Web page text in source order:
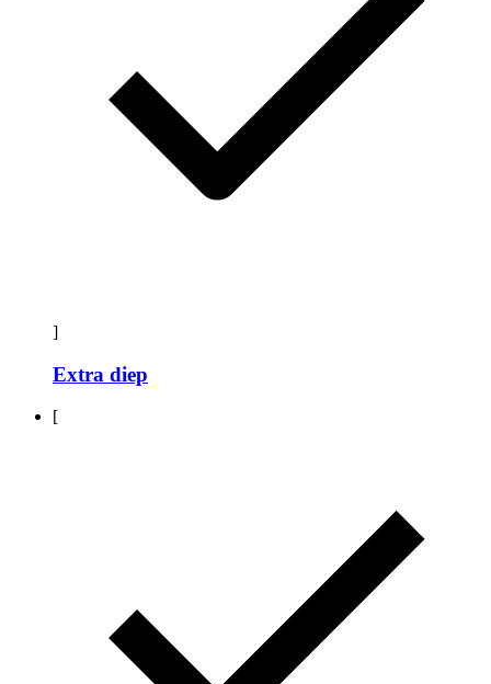
]
Extra diep
[